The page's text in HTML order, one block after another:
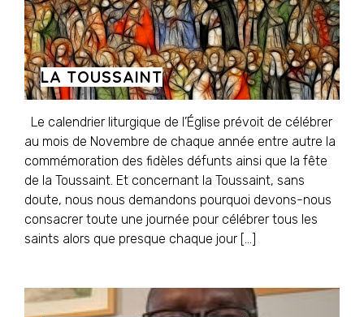
LA TOUSSAINT
Le calendrier liturgique de l’Église prévoit de célébrer
au mois de Novembre de chaque année entre autre la
commémoration des fidèles défunts ainsi que la fête
de la Toussaint. Et concernant la Toussaint, sans
doute, nous nous demandons pourquoi devons-nous
consacrer toute une journée pour célébrer tous les
saints alors que presque chaque jour […]